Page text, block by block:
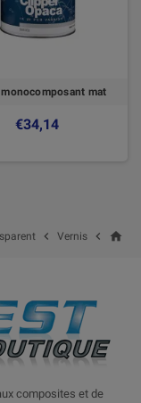
mat
€34,14
home

Vernis

composites et de